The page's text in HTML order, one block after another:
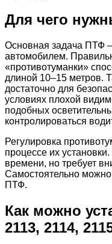
Для чего
Основная задача ПТФ
автомобилем.
«противотуманки»
длиной 10–15 метров.
достаточно для
условиях плохой
подобных
контролироваться
Регулировка
процессе их
времени, но требует
Самостоятельно
ПТФ.
Как можно
2113, 2114,